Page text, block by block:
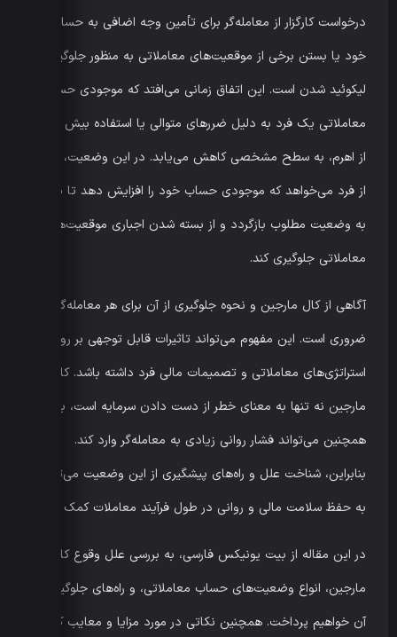
درخواست کارگزار از معامله‌گر برای تأمین وجه اضافی به حساب
خود یا بستن برخی از موقعیت‌های معاملاتی به منظور جلوگیری از
لیکوئید شدن است. این اتفاق زمانی می‌افتد که موجودی حساب
معاملاتی یک فرد به دلیل ضررهای متوالی یا استفاده بیش از حد
از اهرم، به سطح مشخصی کاهش می‌یابد. در این وضعیت، کارگزار
از فرد می‌خواهد که موجودی حساب خود را افزایش دهد تا بتواند
به وضعیت مطلوب بازگردد و از بسته شدن اجباری موقعیت‌های
معاملاتی جلوگیری کند.
آگاهی از کال مارجین و نحوه جلوگیری از آن برای هر معامله‌گر
ضروری است. این مفهوم می‌تواند تاثیرات قابل توجهی بر روی
استراتژی‌های معاملاتی و تصمیمات مالی فرد داشته باشد. کال
مارجین نه تنها به معنای خطر از دست دادن سرمایه است، بلکه
همچنین می‌تواند فشار روانی زیادی به معامله‌گر وارد کند.
بنابراین، شناخت علل و راه‌های پیشگیری از این وضعیت می‌تواند
به حفظ سلامت مالی و روانی در طول فرآیند معاملات کمک کند.
در این مقاله از بیت یونیکس فارسی، به بررسی علل وقوع کال
مارجین، انواع وضعیت‌های حساب معاملاتی، و راه‌های جلوگیری از
آن خواهیم پرداخت. همچنین نکاتی در مورد مزایا و معایب کال